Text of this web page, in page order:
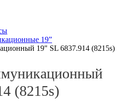
19”
19" SL 6837.914 (8215s)
(8215s)